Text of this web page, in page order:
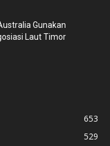
Gunakan
Laut Timor
653
529